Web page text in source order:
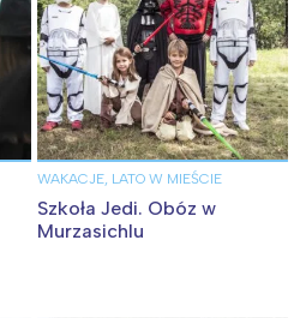
WAKACJE, LATO W MIEŚCIE
Szkoła Jedi. Obóz w
Murzasichlu